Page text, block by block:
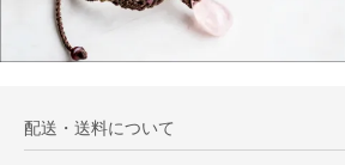
配送・送料について